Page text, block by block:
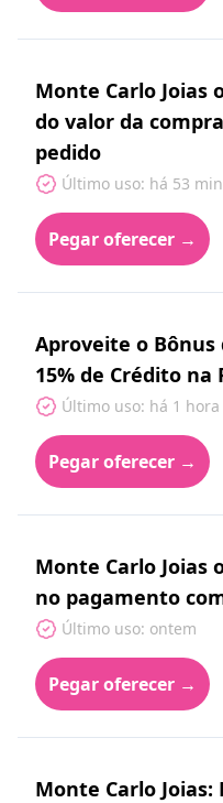
Monte Carlo Joias
do valor da
pedido
Último uso: há 53
Pegar oferecer →
Aproveite o Bônus
15% de Crédito na
Último uso: há 1 hora
Pegar oferecer →
Monte Carlo Joias
no pagamento
Último uso: ontem
Pegar oferecer →
Monte Carlo